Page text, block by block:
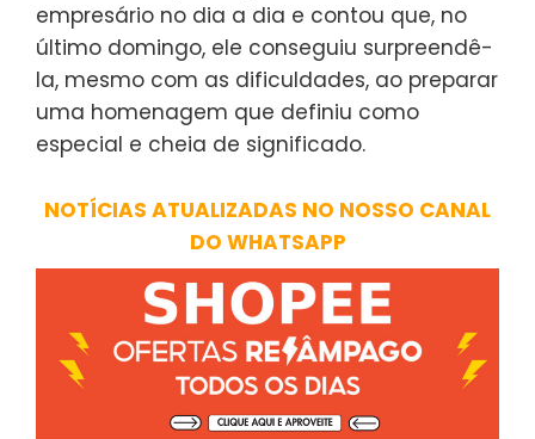
empresário no dia a dia e contou que, no
último domingo, ele conseguiu surpreendê-
la, mesmo com as dificuldades, ao preparar
uma homenagem que definiu como
especial e cheia de significado.
NOTÍCIAS ATUALIZADAS NO NOSSO CANAL
DO WHATSAPP